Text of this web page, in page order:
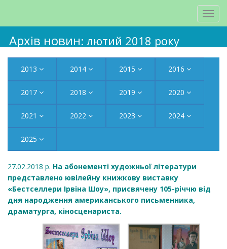
Архів новин: лютий 2018 року
2013 2014 2015 2016
2017 2018 2019 2020
2021 2022 2023 2024
2025
27.02.2018 р. На абонементі художньої літератури
представлено ювілейну книжкову виставку
«Бестселлери Ірвіна Шоу», присвячену 105-річчю від
дня народження американського письменника,
драматурга, кіносценариста.